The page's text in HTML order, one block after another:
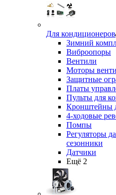
Для кондиционеров
Зимний
Виброопоры
Вентили
Моторы
Защитные
Платы
Пульты для
Кронштейны
4-ходовые
Помпы
Регуляторы
сезонники
Датчики
Ещё 2